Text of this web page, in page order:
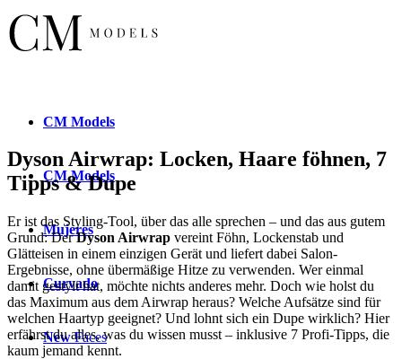
CM Models
CMModels
Mujeres
Curvado
NewFaces
Dyson Airwrap: Locken, Haare föhnen, 7
Tipps & Dupe
Er ist das Styling-Tool, über das alle sprechen – und das aus gutem
Grund: DerDyson Airwrap vereint Föhn, Lockenstab und
Glätteisen in einem einzigen Gerät und liefert dabei Salon-
Ergebnisse, ohne übermäßige Hitze zu verwenden. Wer einmal
damit gestylt hat, möchte nichts anderes mehr. Doch wie holst du
das Maximum aus dem Airwrap heraus? Welche Aufsätze sind für
welchen Haartyp geeignet? Und lohnt sich ein Dupe wirklich? Hier
erfährst du alles, was du wissen musst – inklusive 7 Profi-Tipps, die
kaum jemand kennt.